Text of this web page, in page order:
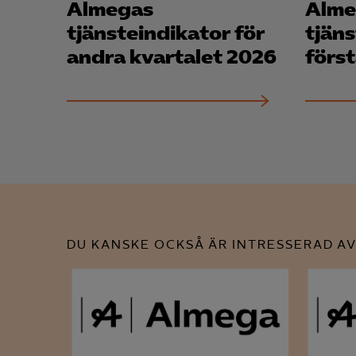
visa
Almegas
tjänsteindikator för
andra kvartalet 2026
DU KANSKE OCKSÅ ÄR INTRESSERAD